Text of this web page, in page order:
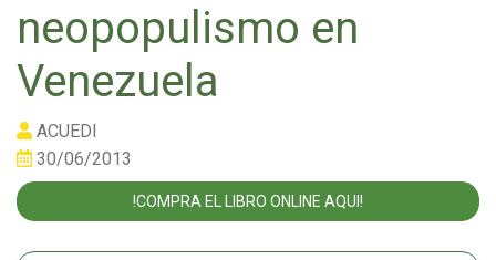
neopopulismo en
Venezuela
ACUEDI
30/06/2013
!COMPRA EL LIBRO ONLINE AQUI!